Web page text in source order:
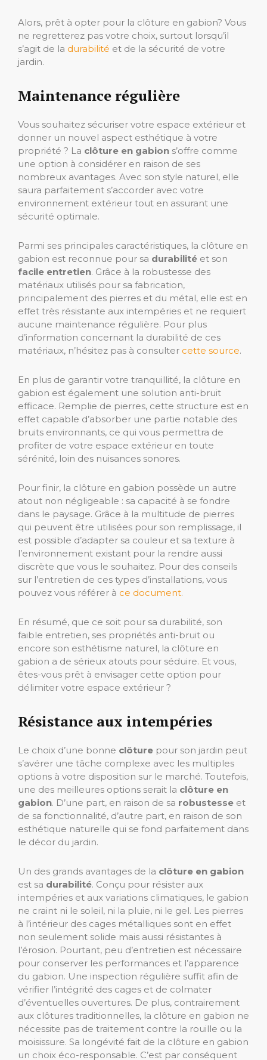
Alors, prêt à opter pour la clôture en gabion? Vous
ne regretterez pas votre choix, surtout lorsqu’il
s’agit de la durabilité et de la sécurité de votre
jardin.
Maintenance régulière
Vous souhaitez sécuriser votre espace extérieur et
donner un nouvel aspect esthétique à votre
propriété ? La clôture en gabion s’offre comme
une option à considérer en raison de ses
nombreux avantages. Avec son style naturel, elle
saura parfaitement s’accorder avec votre
environnement extérieur tout en assurant une
sécurité optimale.
Parmi ses principales caractéristiques, la clôture en
gabion est reconnue pour sa durabilité et son
facile entretien. Grâce à la robustesse des
matériaux utilisés pour sa fabrication,
principalement des pierres et du métal, elle est en
effet très résistante aux intempéries et ne requiert
aucune maintenance régulière. Pour plus
d’information concernant la durabilité de ces
matériaux, n’hésitez pas à consulter cette source.
En plus de garantir votre tranquillité, la clôture en
gabion est également une solution anti-bruit
efficace. Remplie de pierres, cette structure est en
effet capable d’absorber une partie notable des
bruits environnants, ce qui vous permettra de
profiter de votre espace extérieur en toute
sérénité, loin des nuisances sonores.
Pour finir, la clôture en gabion possède un autre
atout non négligeable : sa capacité à se fondre
dans le paysage. Grâce à la multitude de pierres
qui peuvent être utilisées pour son remplissage, il
est possible d’adapter sa couleur et sa texture à
l’environnement existant pour la rendre aussi
discrète que vous le souhaitez. Pour des conseils
sur l’entretien de ces types d’installations, vous
pouvez vous référer à ce document.
En résumé, que ce soit pour sa durabilité, son
faible entretien, ses propriétés anti-bruit ou
encore son esthétisme naturel, la clôture en
gabion a de sérieux atouts pour séduire. Et vous,
êtes-vous prêt à envisager cette option pour
délimiter votre espace extérieur ?
Résistance aux intempéries
Le choix d’une bonne clôture pour son jardin peut
s’avérer une tâche complexe avec les multiples
options à votre disposition sur le marché. Toutefois,
une des meilleures options serait la clôture en
gabion. D’une part, en raison de sa robustesse et
de sa fonctionnalité, d’autre part, en raison de son
esthétique naturelle qui se fond parfaitement dans
le décor du jardin.
Un des grands avantages de la clôture en gabion
est sa durabilité. Conçu pour résister aux
intempéries et aux variations climatiques, le gabion
ne craint ni le soleil, ni la pluie, ni le gel. Les pierres
à l’intérieur des cages métalliques sont en effet
non seulement solide mais aussi résistantes à
l’érosion. Pourtant, peu d’entretien est nécessaire
pour conserver les performances et l’apparence
du gabion. Une inspection régulière suffit afin de
vérifier l’intégrité des cages et de colmater
d’éventuelles ouvertures. De plus, contrairement
aux clôtures traditionnelles, la clôture en gabion ne
nécessite pas de traitement contre la rouille ou la
moisissure. Sa longévité fait de la clôture en gabion
un choix éco-responsable. C’est par conséquent